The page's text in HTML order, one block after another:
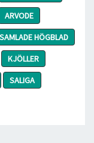
ARVODE
SAMLADE HÖGBLAD
KJÖLLER
SALIGA